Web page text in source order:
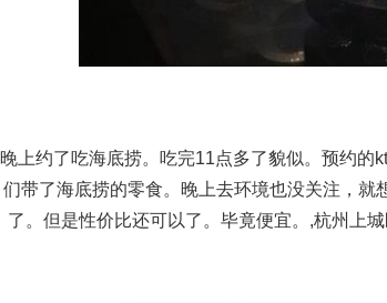
晚上约了吃海底捞。吃完11点多了貌似。预约
们带了海底捞的零食。晚上去环境也没关注，就
了。但是性价比还可以了。毕竟便宜。,杭州上